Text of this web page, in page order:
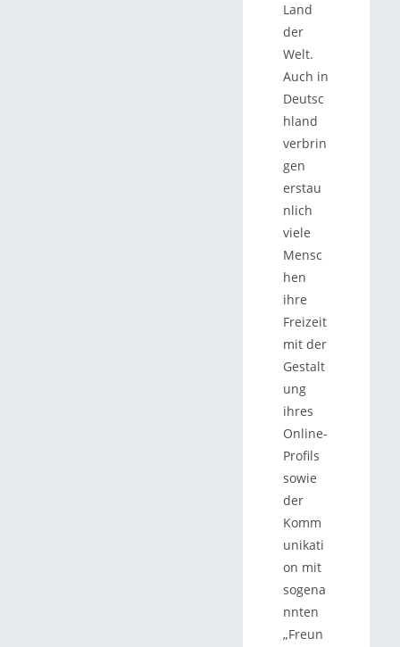
Land
der
Welt.
Auch in
Deutsc
hland
verbrin
gen
erstau
nlich
viele
Mensc
hen
ihre
Freizeit
mit der
Gestalt
ung
ihres
Online-
Profils
sowie
der
Komm
unikati
on mit
sogena
nnten
„Freun